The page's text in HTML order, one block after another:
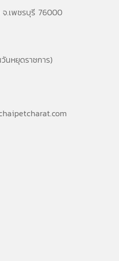
.เพชรบุรี 76000
นหยุดราชการ)